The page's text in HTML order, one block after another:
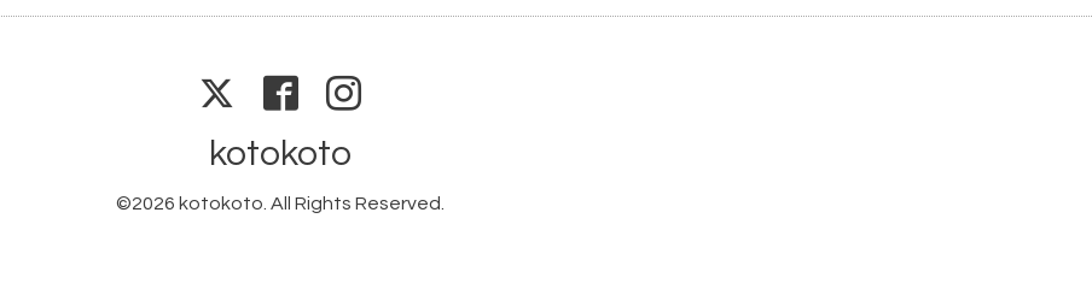
kotokoto
©2026 kotokoto . All Rights Reserved.